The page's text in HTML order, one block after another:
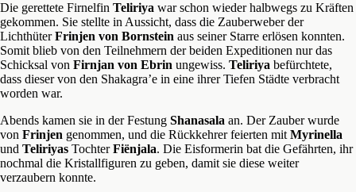
Die gerettete Firnelfin Teliriya war schon wieder halbwegs zu Kräften
gekommen. Sie stellte in Aussicht, dass die Zauberweber der
LichthüterFrinjen von Bornstein aus seiner Starre erlösen konnten.
Somit blieb von den Teilnehmern der beiden Expeditionen nur das
Schicksal von Firnjan von Ebrin ungewiss. Teliriya befürchtete,
dass dieser von den Shakagra’e in eine ihrer Tiefen Städte verbracht
worden war.
Abends kamen sie in der Festung Shanasala an. Der Zauber wurde
von Frinjen genommen, und die Rückkehrer feierten mit Myrinella
und Teliriyas TochterFiënjala. Die Eisformerin bat die Gefährten, ihr
nochmal die Kristallfiguren zu geben, damit sie diese weiter
verzaubern konnte.